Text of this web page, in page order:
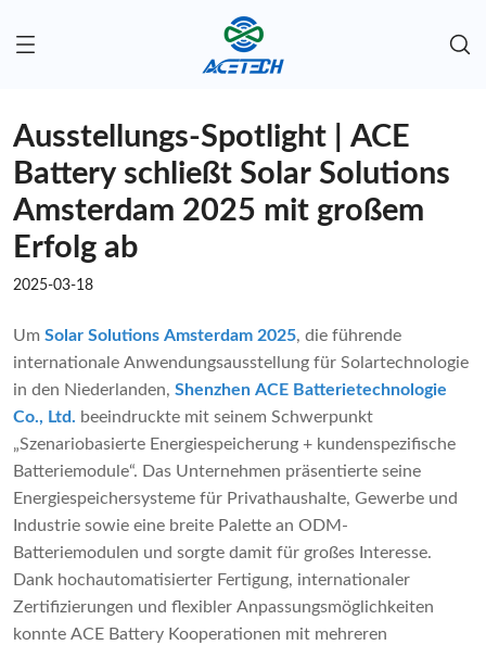
Ausstellungs-Spotlight | ACE
Battery schließt Solar Solutions
Amsterdam 2025 mit großem
Erfolg ab
2025-03-18
Um Solar Solutions Amsterdam 2025, die führende
internationale Anwendungsausstellung für Solartechnologie
in den Niederlanden, Shenzhen ACE Batterietechnologie
Co., Ltd. beeindruckte mit seinem Schwerpunkt
„Szenariobasierte Energiespeicherung + kundenspezifische
Batteriemodule“. Das Unternehmen präsentierte seine
Energiespeichersysteme für Privathaushalte, Gewerbe und
Industrie sowie eine breite Palette an ODM-
Batteriemodulen und sorgte damit für großes Interesse.
Dank hochautomatisierter Fertigung, internationaler
Zertifizierungen und flexibler Anpassungsmöglichkeiten
konnte ACE Battery Kooperationen mit mehreren